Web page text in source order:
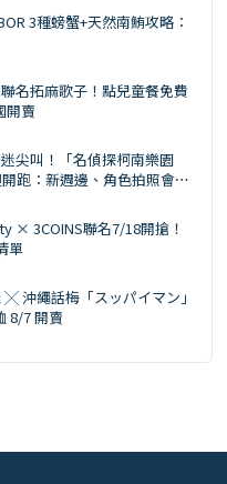
3種螃蟹+天然南鮪攻略：
名拓麻歌子！點兒童餐免費
開賣
尖叫！「名偵探柯南樂園
跑：新週邊、角色拍照會、
× 3COINS聯名7/18開搶！
單
╳ 沖繩話梅「スッパイマン」
8/7 開賣